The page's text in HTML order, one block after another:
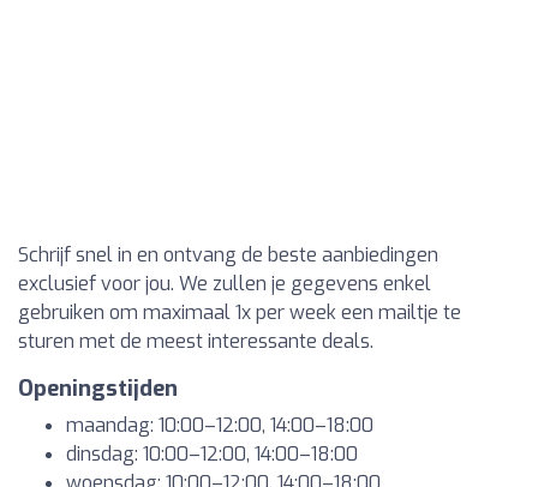
Schrijf snel in en ontvang de beste aanbiedingen
exclusief voor jou. We zullen je gegevens enkel
gebruiken om maximaal 1x per week een mailtje te
sturen met de meest interessante deals.
Openingstijden
maandag: 10:00–12:00, 14:00–18:00
dinsdag: 10:00–12:00, 14:00–18:00